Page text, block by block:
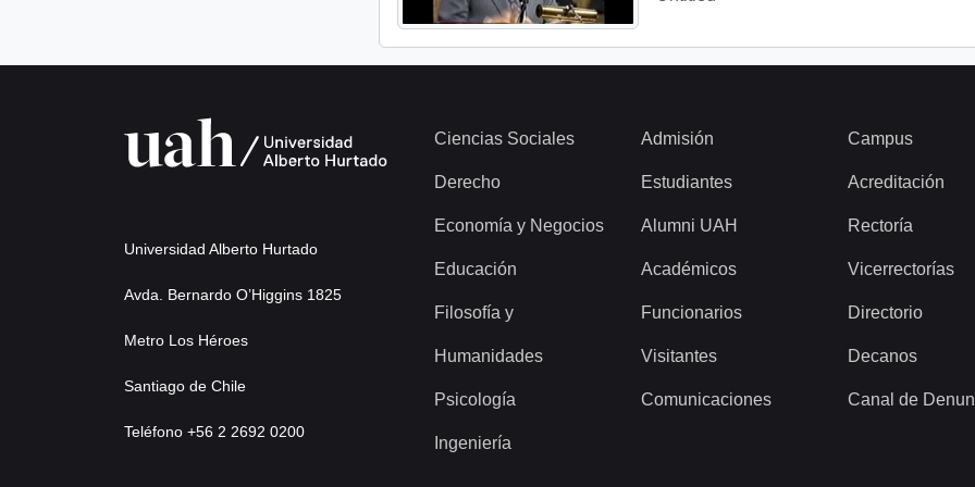
Universidad Alberto Hurtado
Avda. Bernardo O’Higgins 1825
Metro Los Héroes
Santiago de Chile
Teléfono +56 2 2692 0200
Ciencias Sociales
Derecho
Economía y Negocios
Educación
Filosofía y
Humanidades
Psicología
Ingeniería
Admisión
Estudiantes
Alumni UAH
Académicos
Funcionarios
Visitantes
Comunicaciones
Campus
Acreditación
Rectoría
Vicerrectorías
Directorio
Decanos
Canal de